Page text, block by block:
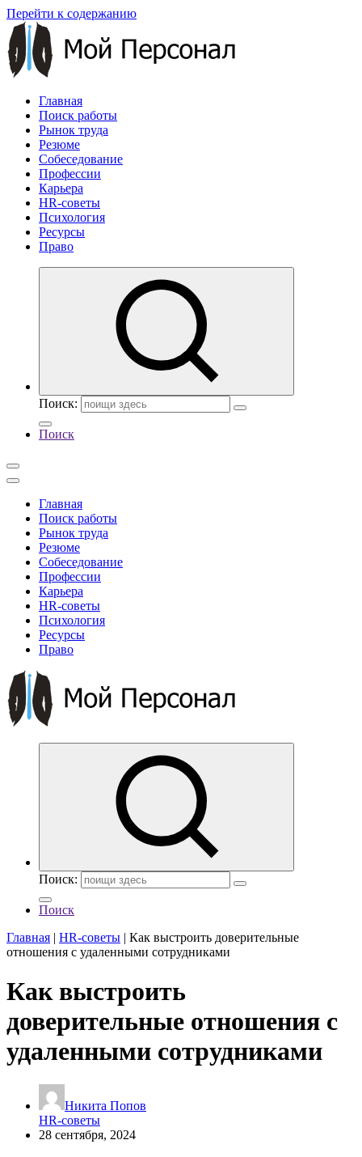
Перейти к содержанию
Главная
Поиск работы
Рынок труда
Резюме
Собеседование
Профессии
Карьера
HR-советы
Психология
Ресурсы
Право
Поиск:
Поиск
Главная
Поиск работы
Рынок труда
Резюме
Собеседование
Профессии
Карьера
HR-советы
Психология
Ресурсы
Право
Поиск:
Поиск
Главная | HR-советы | Как выстроить доверительные
отношения с удаленными сотрудниками
Как выстроить
доверительные отношения с
удаленными сотрудниками
Никита Попов
HR-советы
28 сентября, 2024